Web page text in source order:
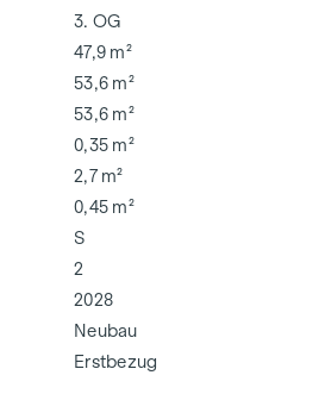
3. OG
47,9 m²
53,6 m²
53,6 m²
0,35 m²
2,7 m²
0,45 m²
S
2
2028
Neubau
Erstbezug